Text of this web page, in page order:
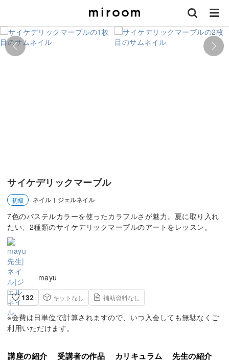
サイケデリックマーブル
初級 ネイル | ジェルネイル
7色のパステルカラーを使ったカラフルさが魅力。夏に取り入れ
たい、2種類のサイケデリックマーブルのアートをレッスン。
mayu
132
キットなし 補助資料なし
※会費は日単位で計算されますので、いつ入会しても無駄なくご
利用いただけます。
講座の紹介 受講者の作品 カリキュラム 先生の紹介